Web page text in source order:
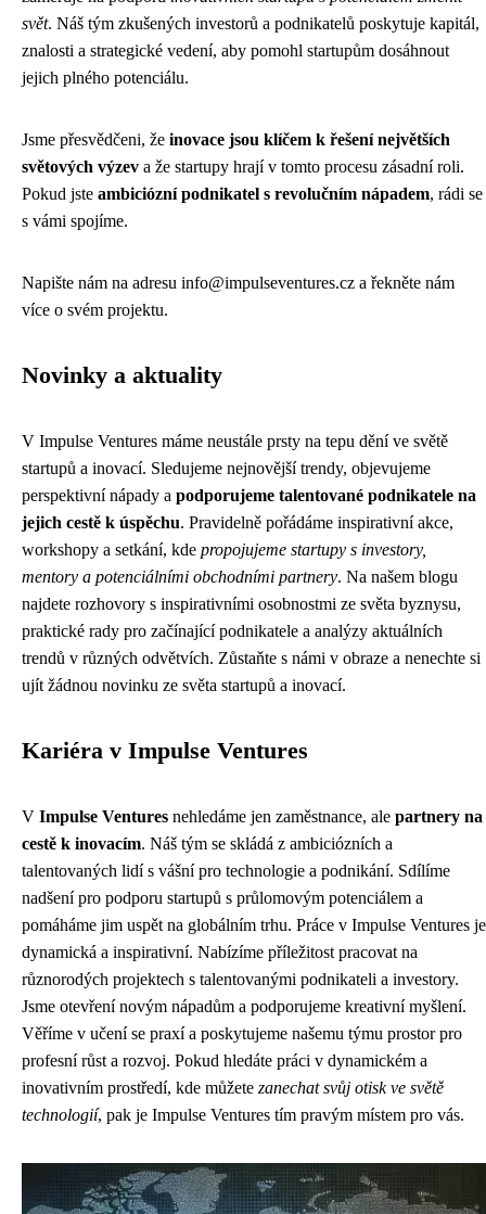
svět. Náš tým zkušených investorů a podnikatelů poskytuje kapitál,
znalosti a strategické vedení, aby pomohl startupům dosáhnout
jejich plného potenciálu.
Jsme přesvědčeni, že inovace jsou klíčem k řešení největších
světových výzev a že startupy hrají v tomto procesu zásadní roli.
Pokud jste ambiciózní podnikatel s revolučním nápadem, rádi se
s vámi spojíme.
Napište nám na adresu info@impulseventures.cz a řekněte nám
více o svém projektu.
Novinky a aktuality
V Impulse Ventures máme neustále prsty na tepu dění ve světě
startupů a inovací. Sledujeme nejnovější trendy, objevujeme
perspektivní nápady a podporujeme talentované podnikatele na
jejich cestě k úspěchu. Pravidelně pořádáme inspirativní akce,
workshopy a setkání, kde propojujeme startupy s investory,
mentory a potenciálními obchodními partnery. Na našem blogu
najdete rozhovory s inspirativními osobnostmi ze světa byznysu,
praktické rady pro začínající podnikatele a analýzy aktuálních
trendů v různých odvětvích. Zůstaňte s námi v obraze a nenechte si
ujít žádnou novinku ze světa startupů a inovací.
Kariéra v Impulse Ventures
V Impulse Ventures nehledáme jen zaměstnance, ale partnery na
cestě k inovacím. Náš tým se skládá z ambiciózních a
talentovaných lidí s vášní pro technologie a podnikání. Sdílíme
nadšení pro podporu startupů s průlomovým potenciálem a
pomáháme jim uspět na globálním trhu. Práce v Impulse Ventures je
dynamická a inspirativní. Nabízíme příležitost pracovat na
různorodých projektech s talentovanými podnikateli a investory.
Jsme otevření novým nápadům a podporujeme kreativní myšlení.
Věříme v učení se praxí a poskytujeme našemu týmu prostor pro
profesní růst a rozvoj. Pokud hledáte práci v dynamickém a
inovativním prostředí, kde můžete zanechat svůj otisk ve světě
technologií, pak je Impulse Ventures tím pravým místem pro vás.